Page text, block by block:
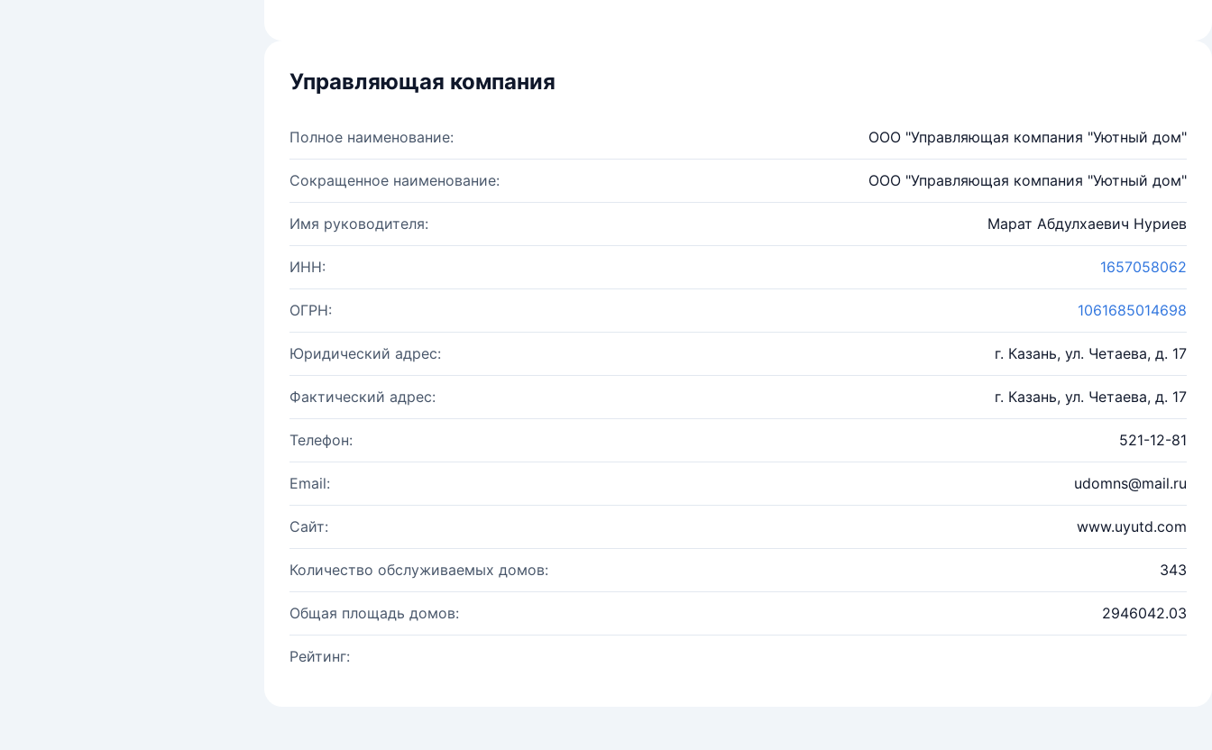
Управляющая компания
Полное наименование: ООО "Управляющая компания "Уютный дом"
Сокращенное наименование: ООО "Управляющая компания "Уютный дом"
Имя руководителя: Марат Абдулхаевич Нуриев
ИНН: 1657058062
ОГРН: 1061685014698
Юридический адрес: г. Казань, ул. Четаева, д. 17
Фактический адрес: г. Казань, ул. Четаева, д. 17
Телефон: 521-12-81
Email: udomns@mail.ru
Сайт: www.uyutd.com
Количество обслуживаемых домов: 343
Общая площадь домов: 2946042.03
Рейтинг: